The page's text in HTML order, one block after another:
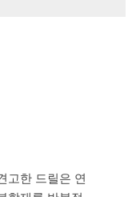
고한 드릴은 연